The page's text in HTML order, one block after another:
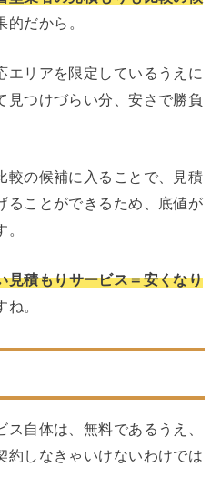
的だから。
エリアを限定しているうえに
見つけづらい分、安さで勝負
較の候補に入ることで、見積
ることができるため、底値が
見積もりサービス＝安くなり
。
自体は、無料であるうえ、
約しなきゃいけないわけでは